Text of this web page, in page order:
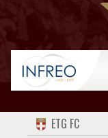
ACCUEILETG FC